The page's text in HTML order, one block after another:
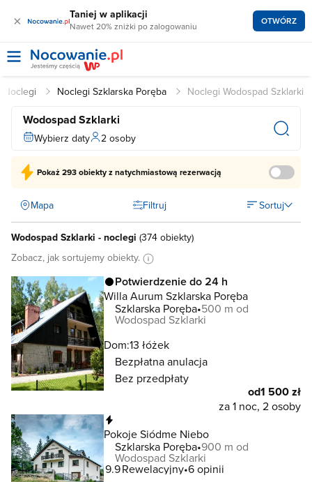
× Taniej w aplikacji
Nawet 20% zniżki po zalogowaniu OTWÓRZ
Noclegi Noclegi Szklarska Poręba Noclegi Wodospad Szklarki
Wodospad Szklarki
Wybierz daty 2 osoby
Pokaż293 obiektyz natychmiastową rezerwacją
Mapa Filtruj Sortuj
Wodospad Szklarki - noclegi (374 obiekty)
Zobacz, jak sortujemy obiekty.
Potwierdzenie do 24 h
Willa Aurum Szklarska Poręba
Szklarska Poręba 500 m od
Wodospad Szklarki
Dom:13 łóżek
Bezpłatna anulacja
Bez przedpłaty
od1 500 zł
za 1 noc, 2 osoby
Pokoje Siódme Niebo
Szklarska Poręba 900 m od
Wodospad Szklarki
9.9Rewelacyjny 6 opinii